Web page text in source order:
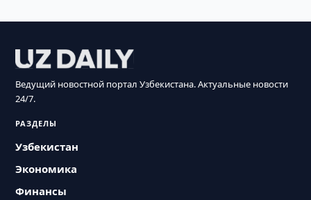
Ведущий новостной портал Узбекистана. Актуальные новости
24/7.
РАЗДЕЛЫ
Узбекистан
Экономика
Финансы